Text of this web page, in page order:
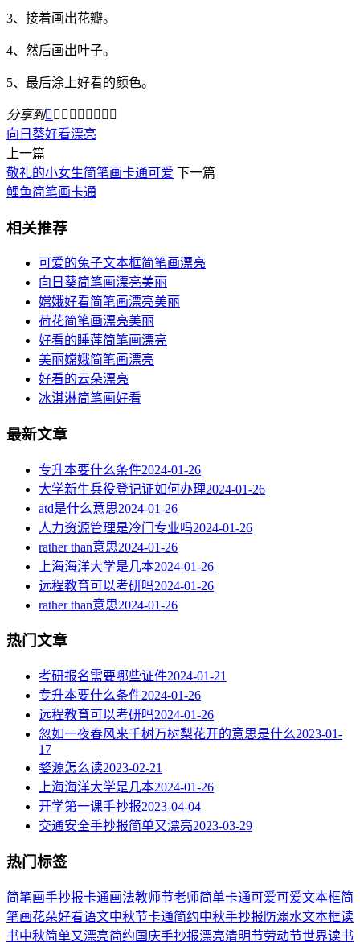
3、接着画出花瓣。
4、然后画出叶子。
5、最后涂上好看的颜色。
分享到        
向日葵好看漂亮
上一篇
敬礼的小女生简笔画卡通可爱 下一篇
鲤鱼简笔画卡通
相关推荐
可爱的兔子文本框简笔画漂亮
向日葵简笔画漂亮美丽
嫦娥好看简笔画漂亮美丽
荷花简笔画漂亮美丽
好看的睡莲简笔画漂亮
美丽嫦娥简笔画漂亮
好看的云朵漂亮
冰淇淋简笔画好看
最新文章
专升本要什么条件2024-01-26
大学新生兵役登记证如何办理2024-01-26
atd是什么意思2024-01-26
人力资源管理是冷门专业吗2024-01-26
rather than意思2024-01-26
上海海洋大学是几本2024-01-26
远程教育可以考研吗2024-01-26
rather than意思2024-01-26
热门文章
考研报名需要哪些证件2024-01-21
专升本要什么条件2024-01-26
远程教育可以考研吗2024-01-26
忽如一夜春风来千树万树梨花开的意思是什么2023-01-
17
婺源怎么读2023-02-21
上海海洋大学是几本2024-01-26
开学第一课手抄报2023-04-04
交通安全手抄报简单又漂亮2023-03-29
热门标签
简笔画手抄报卡通画法教师节老师简单卡通可爱可爱文本框简
笔画花朵好看语文中秋节卡通简约中秋手抄报 防溺水文本框读
书中秋简单又漂亮简约 国庆手抄报漂亮清明节劳动节世界读书